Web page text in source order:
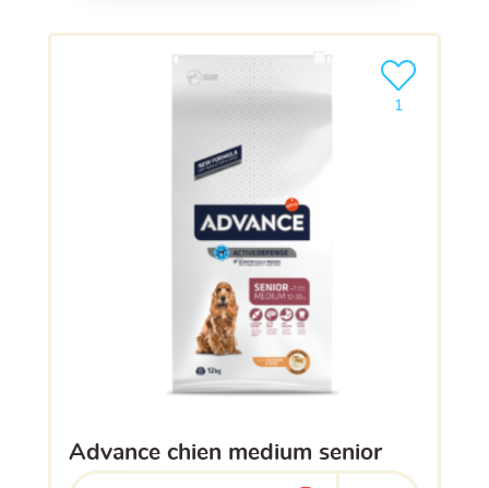
advance chien medium senior
1
Ajouter le